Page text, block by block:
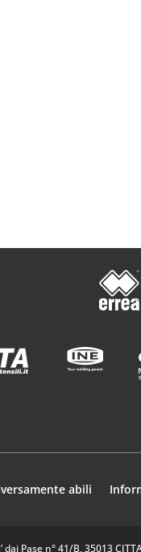
abili
Pase n° 41/B, 35013